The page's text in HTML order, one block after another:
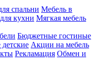
спальни Мебель в
кухни Мягкая мебель
Бюджетные гостиные
Акции на мебель
Рекламация Обмен и